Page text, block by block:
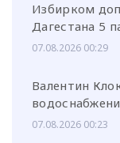
Избирком
Дагестана 5
07.08.2026 00:29
Валентин
07.08.2026 00:23